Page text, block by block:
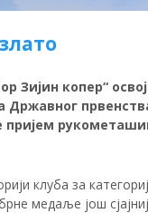
Зијин копер“
Државног
пријем
клуба за
медаље још